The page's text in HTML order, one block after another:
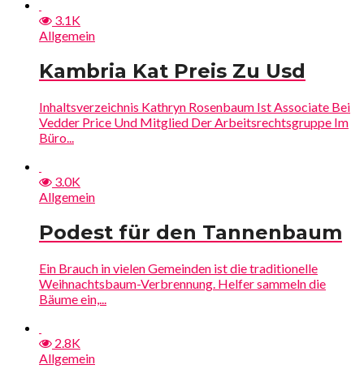
3.1K
Allgemein
Kambria Kat Preis Zu Usd
Inhaltsverzeichnis Kathryn Rosenbaum Ist Associate Bei
Vedder Price Und Mitglied Der Arbeitsrechtsgruppe Im
Büro...
3.0K
Allgemein
Podest für den Tannenbaum
Ein Brauch in vielen Gemeinden ist die traditionelle
Weihnachtsbaum-Verbrennung. Helfer sammeln die
Bäume ein,...
2.8K
Allgemein